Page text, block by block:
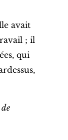
avait
; il
qui